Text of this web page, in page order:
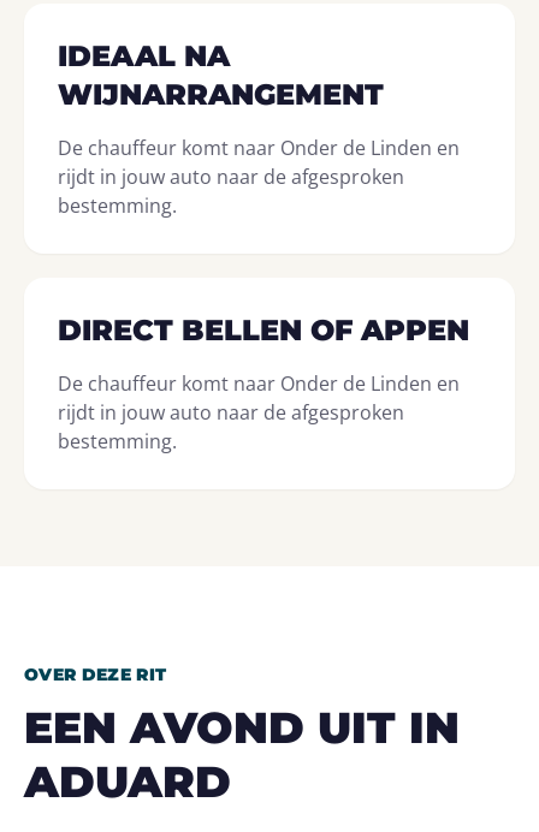
IDEAAL NA
WIJNARRANGEMENT
De chauffeur komt naar Onder de Linden en
rijdt in jouw auto naar de afgesproken
bestemming.
DIRECT BELLEN OF APPEN
De chauffeur komt naar Onder de Linden en
rijdt in jouw auto naar de afgesproken
bestemming.
OVER DEZE RIT
EEN AVOND UIT IN
ADUARD